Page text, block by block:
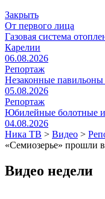
Закрыть
От первого лица
Газовая система
Карелии
06.08.2026
Репортаж
Незаконные павильоны
05.08.2026
Репортаж
Юбилейные болотные
04.08.2026
Ника ТВ > Видео >
«Семиозерье» прошли
Видео недели